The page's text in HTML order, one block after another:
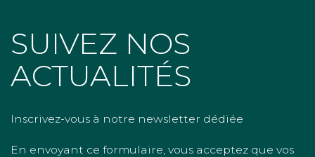
SUIVEZ NOS
ACTUALITÉS
Inscrivez-vous à notre newsletter dédiée
En envoyant ce formulaire, vous acceptez que vos